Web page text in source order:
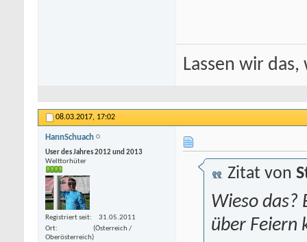
Lassen wir
08.03.2017, 17:02
HannSchuach
User des Jahres 2012 und 2013
Welttorhüter
Registriert seit
31.05.2011
Ort
(Österreich /
Oberösterreich)
Zitat von
Wieso das?
über Feiern